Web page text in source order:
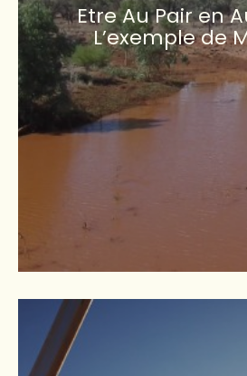
Etre Au Pair en
L’exemple de